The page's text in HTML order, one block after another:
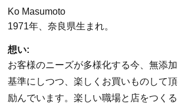
Ko Masumoto
1971年、奈良県生まれ。
想い:
お客様のニーズが多様化する今、無添
基準にしつつ、楽しくお買いものして
励んでいます。楽しい職場と店をつく